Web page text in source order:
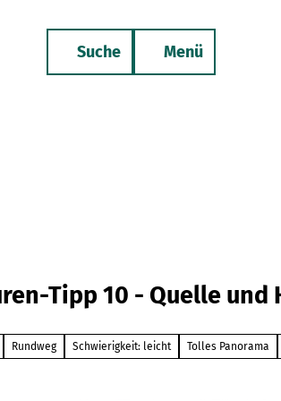
Suche Menü
Tipp 10 - Quelle und
Rundweg Schwierigkeit: leicht Tolles Panorama